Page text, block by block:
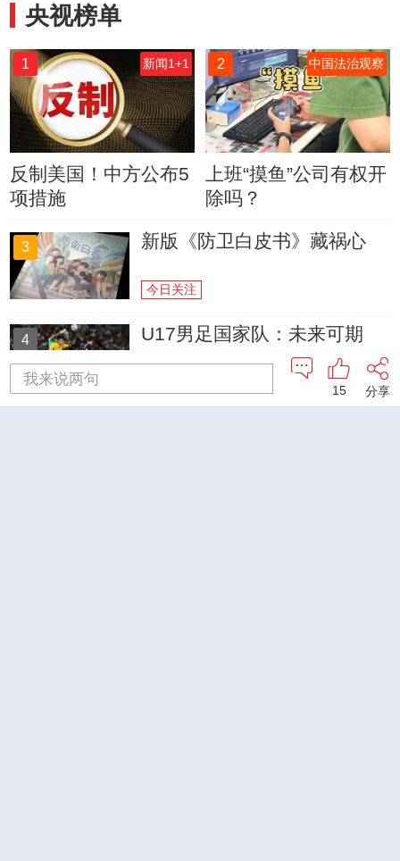
央视榜单
1 新闻1+1
反制美国！中方公布5
项措施
2 中国法治观察
上班“摸鱼”公司有权开
除吗？
3 新版《防卫白皮书》藏祸心
今日关注
4 U17男足国家队：未来可期
我来说两句
分享
15